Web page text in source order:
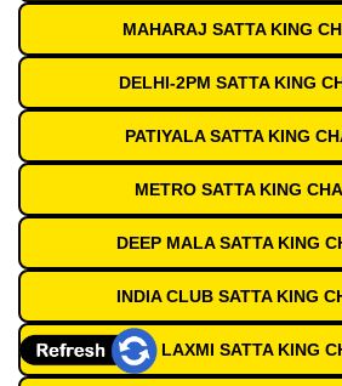
MAHARAJ SATTA KING
DELHI-2PM SATTA KING
PATIYALA SATTA KING
METRO SATTA KING
DEEP MALA SATTA KING
INDIA CLUB SATTA KING
SHRI LAXMI SATTA KING